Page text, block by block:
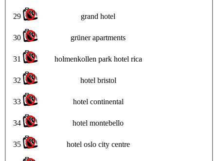
29 grand hotel
30 grüner apartments
31 holmenkollen park hotel rica
32 hotel bristol
33 hotel continental
34 hotel montebello
35 hotel oslo city centre